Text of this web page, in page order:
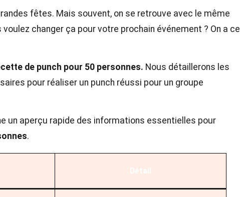
fêtes. Mais souvent, on se retrouve avec le même
changer ça pour votre prochain événement ? On a ce
de punch pour 50 personnes. Nous détaillerons les
pour réaliser un punch réussi pour un groupe
un aperçu rapide des informations essentielles pour
.
Détail